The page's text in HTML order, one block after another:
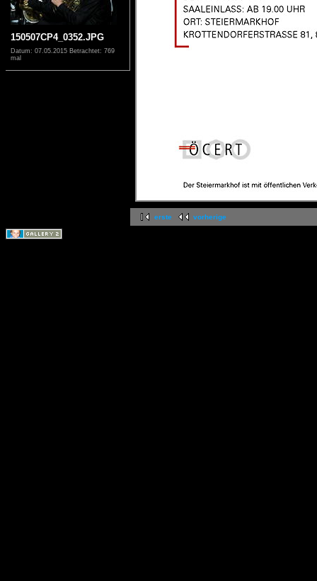
150507CP4_0352.JPG
Datum: 07.05.2015 Betrachtet: 769
mal
erste vorherige